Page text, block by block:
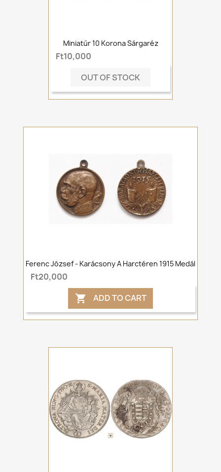
Miniatűr 10 Korona Sárgaréz
Ft10,000
OUT OF STOCK
Ferenc József - Karácsony A Harctéren 1915 Medál
Ft20,000
 ADD TO CART